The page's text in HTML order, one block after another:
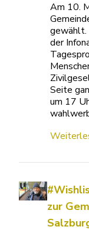
Am 10.
gewählt.
der
Seite
um 17
zur